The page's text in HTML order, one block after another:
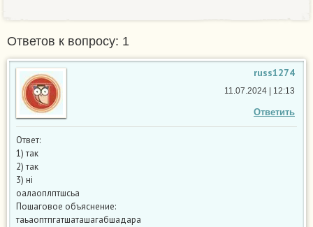
Ответов к вопросу: 1
russ1274
Ответить
11.07.2024 | 12:13
Ответ:
1) так
2) так
3) нi
оалаоплптшсьа
Пошаговое объяснение:
таьаоптпгатшаташагабшадара